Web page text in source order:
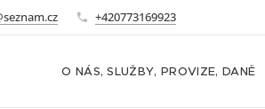
+420773169923
O NÁS, SLUŽBY, PROVIZE, DANĚ